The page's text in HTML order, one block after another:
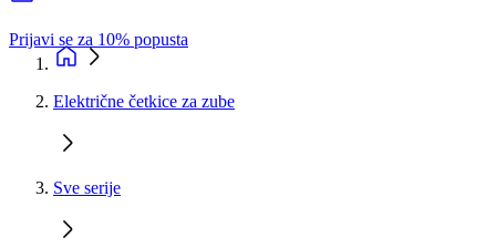
Prijavi se za 10% popusta
Električne četkice za zube
Sve serije